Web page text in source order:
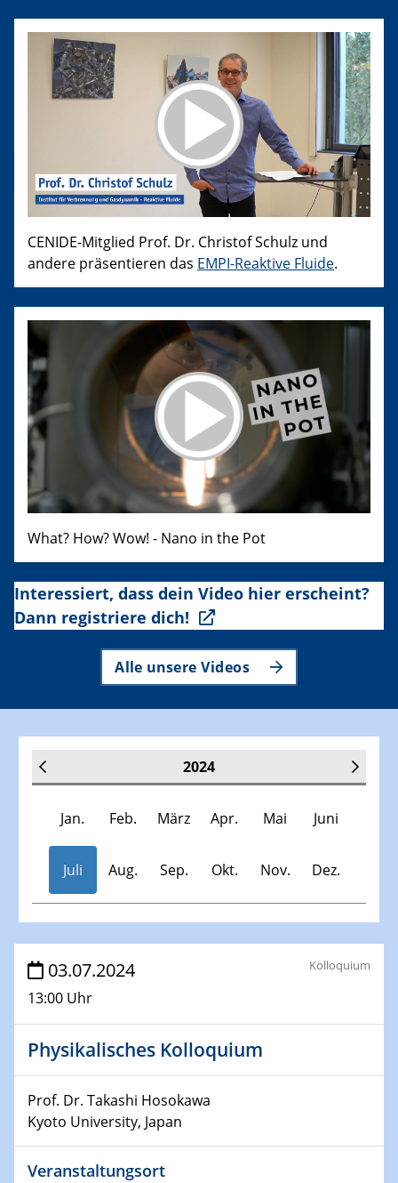
CENIDE-Mitglied Prof. Dr. Christof Schulz und
andere präsentieren das EMPI-Reaktive Fluide.
What? How? Wow! - Nano in the Pot
Interessiert, dass dein Video hier erscheint?
Dann registriere dich!
Alle unsere Videos
2024
Jan. Feb. März Apr. Mai Juni
Juli Aug. Sep. Okt. Nov. Dez.
Veranstaltungen
30.11.-0001 - 06.02.2025
SFB/TRR 247 Seminar
Kolloquium CRC 1242
Bewerbungsvorrtag Besetzung W3-Professur
Technische Chemie – Technisch-Makromolekulare
03.07.2024
13:00 Uhr
Kolloquium
Physikalisches Kolloquium
Prof. Dr. Takashi Hosokawa
Kyoto University, Japan
Veranstaltungsort